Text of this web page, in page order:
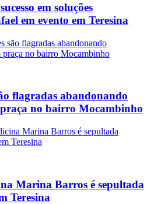
em soluções
em evento em Teresina
flagradas abandonando
no bairro Mocambinho
Marina Barros é sepultada
Teresina